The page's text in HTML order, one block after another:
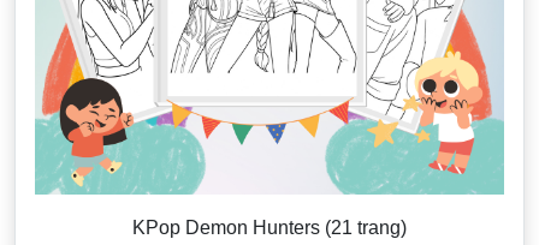
KPop Demon Hunters (21 trang)